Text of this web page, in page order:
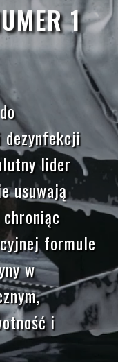
1
dezynfekcji
lider
usuwają
formule
w
i